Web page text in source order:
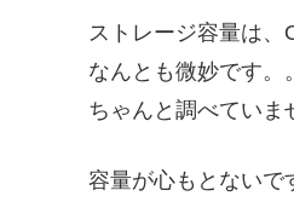
ストレージ容量は、
なんとも微妙です。。
ちゃんと調べていま
容量が心もとないで